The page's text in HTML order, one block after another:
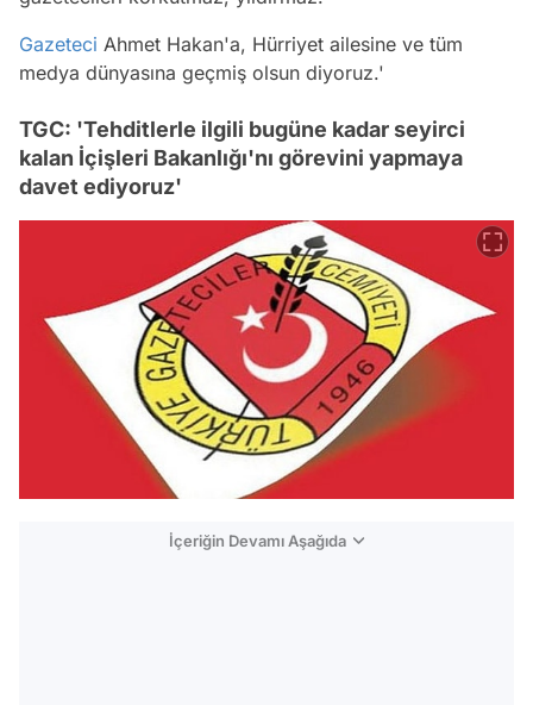
Gazeteci Ahmet Hakan'a, Hürriyet ailesine ve tüm
medya dünyasına geçmiş olsun diyoruz.'
TGC: 'Tehditlerle ilgili bugüne kadar seyirci
kalan İçişleri Bakanlığı'nı görevini yapmaya
davet ediyoruz'
İçeriğin Devamı Aşağıda